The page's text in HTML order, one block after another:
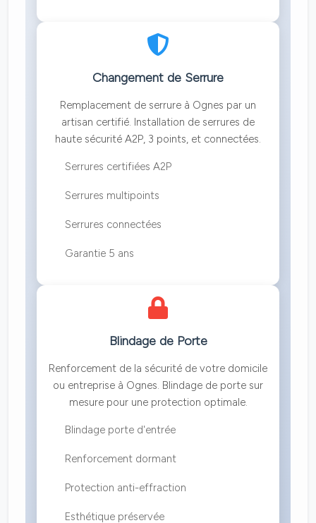
Changement de Serrure
Remplacement de serrure à Ognes par un
artisan certifié. Installation de serrures de
haute sécurité A2P, 3 points, et connectées.
Serrures certifiées A2P
Serrures multipoints
Serrures connectées
Garantie 5 ans
Blindage de Porte
Renforcement de la sécurité de votre domicile
ou entreprise à Ognes. Blindage de porte sur
mesure pour une protection optimale.
Blindage porte d'entrée
Renforcement dormant
Protection anti-effraction
Esthétique préservée